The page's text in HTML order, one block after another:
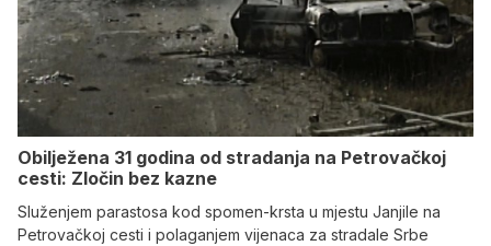
Obilježena 31 godina od stradanja na Petrovačkoj
cesti: Zločin bez kazne
Služenjem parastosa kod spomen-krsta u mjestu Janjile na
Petrovačkoj cesti i polaganjem vijenaca za stradale Srbe